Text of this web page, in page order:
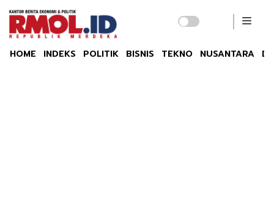
HOME INDEKS POLITIK BISNIS TEKNO NUSANTARA